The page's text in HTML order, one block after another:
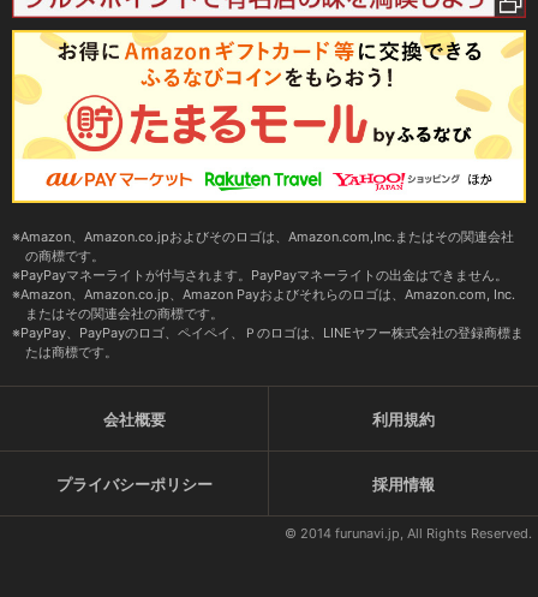
Amazon、Amazon.co.jpおよびそのロゴは、Amazon.com,Inc.またはその関連会社
の商標です。
PayPayマネーライトが付与されます。PayPayマネーライトの出金はできません。
Amazon、Amazon.co.jp、Amazon Payおよびそれらのロゴは、Amazon.com, Inc.
またはその関連会社の商標です。
PayPay、PayPayのロゴ、ペイペイ、Ｐのロゴは、LINEヤフー株式会社の登録商標ま
たは商標です。
会社概要 利用規約
プライバシーポリシー 採用情報
© 2014 furunavi.jp, All Rights Reserved.